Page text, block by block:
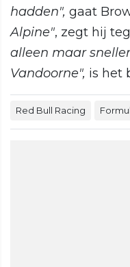
hadden", gaat
Alpine", zegt hij
alleen maar
Vandoorne", is het
Red Bull Racing